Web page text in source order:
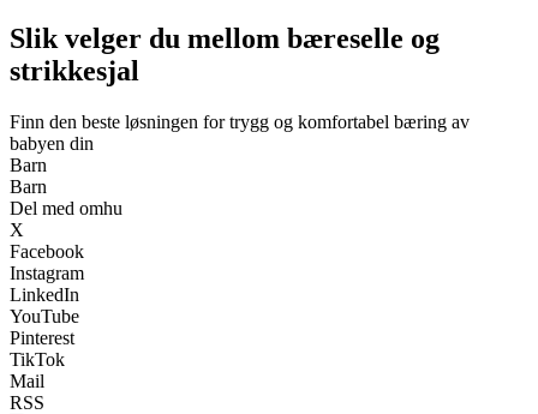
Slik velger du mellom bæreselle og
strikkesjal
Finn den beste løsningen for trygg og komfortabel bæring av
babyen din
Barn
Barn
Del med omhu
X
Facebook
Instagram
LinkedIn
YouTube
Pinterest
TikTok
Mail
RSS